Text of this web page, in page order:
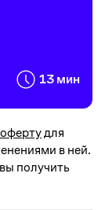
13 мин
офертудля
в ней.
получить